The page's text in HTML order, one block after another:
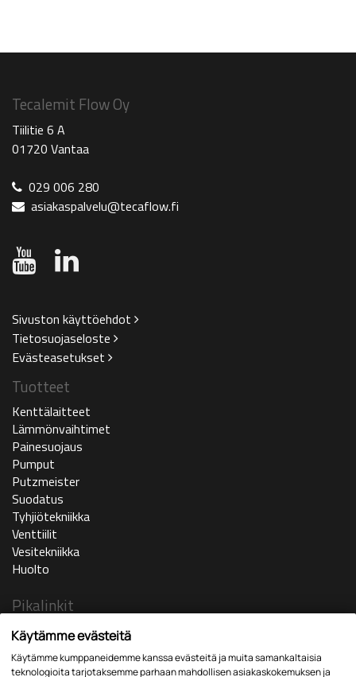
Tecalemit Flow Oy
Tiilitie 6 A
01720 Vantaa
029 006 280
asiakaspalvelu@tecaflow.fi
Sivuston käyttöehdot
Tietosuojaseloste
Evästeasetukset
Tuotteet
Kenttälaitteet
Lämmönvaihtimet
Painesuojaus
Pumput
Putzmeister
Suodatus
Tyhjiötekniikka
Venttiilit
Vesitekniikka
Huolto
Pikalinkit
Ajankohtaista
Yritys
In english
Käytämme evästeitä
Käytämme kumppaneidemme kanssa evästeitä ja muita samankaltaisia
teknologioita tarjotaksemme parhaan mahdollisen asiakaskokemuksen ja